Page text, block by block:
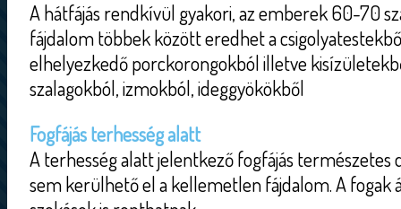
A hátfájás rendkívül gyakori, az emberek 60-70
fájdalom többek között eredhet a
elhelyezkedő porckorongokból illetve
szalagokból, izmokból, ideggyökökből
Fogfájás terhesség alatt
A terhesség alatt jelentkező fogfájás természetes
sem kerülhető el a kellemetlen fájdalom. A fogak